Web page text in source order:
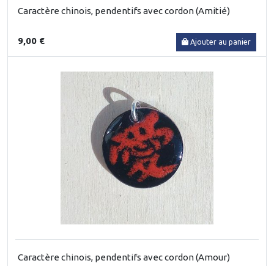
Caractère chinois, pendentifs avec cordon (Amitié)
9,00 € Ajouter au panier
Caractère chinois, pendentifs avec cordon (Amour)